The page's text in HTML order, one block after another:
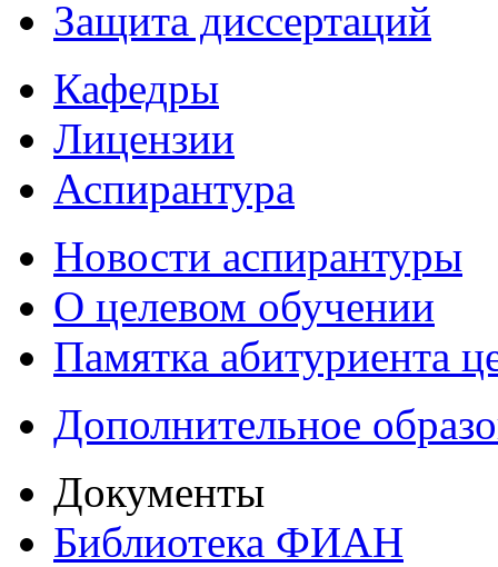
Защита диссертаций
Кафедры
Лицензии
Аспирантура
Новости аспирантуры
О целевом обучении
Памятка абитуриента
Дополнительное
Документы
Библиотека ФИАН